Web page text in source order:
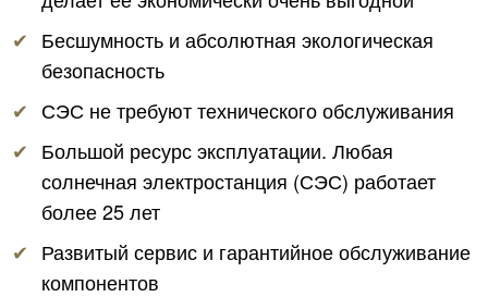
Бесшумность и абсолютная экологическая
безопасность
СЭС не требуют технического обслуживания
Большой ресурс эксплуатации. Любая
солнечная электростанция (СЭС) работает
более 25 лет
Развитый сервис и гарантийное обслуживание
компонентов